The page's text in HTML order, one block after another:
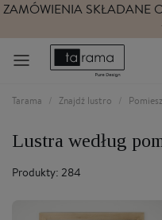
ZAMÓWIENIA SKŁADANE
Tarama Znajdź lustro
Lustra według
Produkty: 284